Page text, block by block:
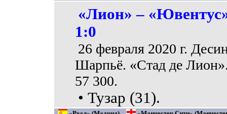
«Лион» –
1:0
26 февраля 2020 г.
Шарпьё. «Стад де
57 300.
• Тузар (31).